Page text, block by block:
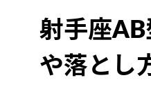
射手座
や落とし